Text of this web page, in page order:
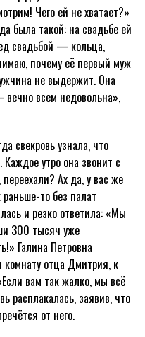
Чего ей не хватает?»
была такой: на свадьбе ей
свадьбой — кольца,
почему её первый муж
не выдержит. Она
всем недовольна»,
свекровь узнала, что
утро она звонит с
Ах да, у вас же
то без палат
и резко ответила: «Мы
300 тысяч уже
Галина Петровна
комнату отца Дмитрия, к
вам так жалко, мы всё
расплакалась, заявив, что
от него.